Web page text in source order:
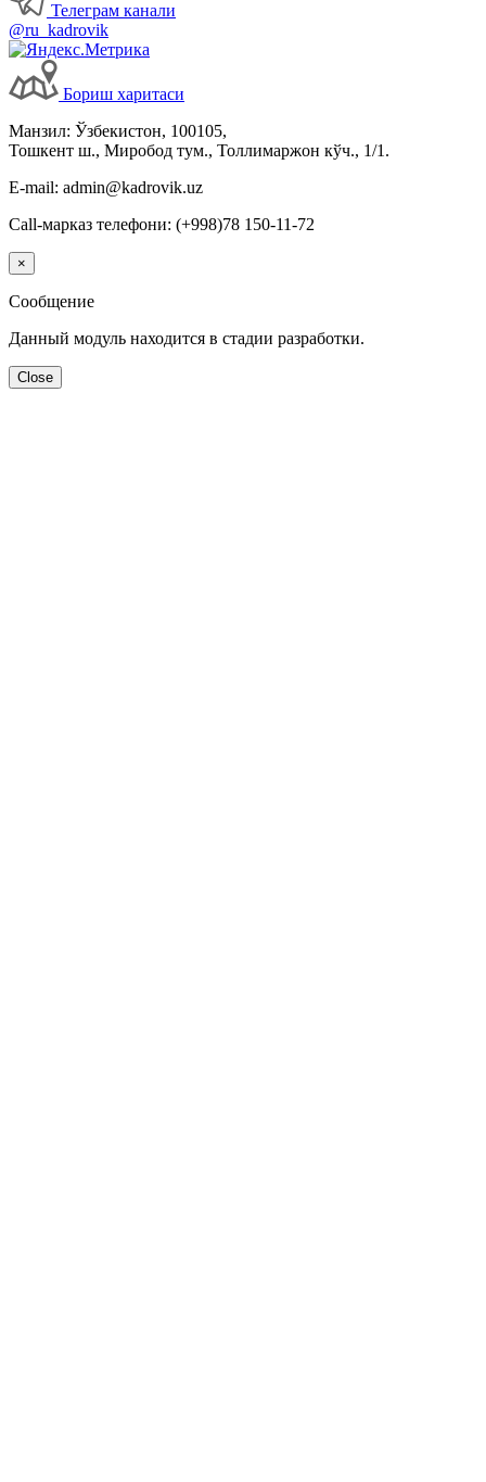
Телеграм канали
@ru_kadrovik
Бориш харитаси
Манзил: Ўзбекистон, 100105,
Тошкент ш., Миробод тум., Толлимаржон кўч., 1/1.
E-mail: admin@kadrovik.uz
Call-марказ телефони: (+998)78 150-11-72
×
Сообщение
Данный модуль находится в стадии разработки.
Close